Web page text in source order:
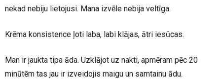
nekad nebiju lietojusi. Mana izvēle nebija veltīga.
Krēma konsistence ļoti laba, labi klājas, ātri iesūcas.
Man ir jaukta tipa āda. Uzklājot uz nakti, apmēram pēc 20
minūtēm tas jau ir izveidojis maigu un samtainu ādu.